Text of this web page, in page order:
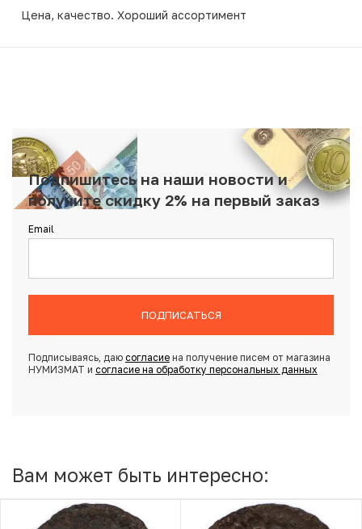
Цена, качество. Хороший ассортимент
Подпишитесь на наши новости и
получите скидку 2% на первый заказ
Email
ПОДПИСАТЬСЯ
Подписываясь, даю согласиена получение писем от магазина
НУМИЗМАТ и согласие на обработку персональных данных
Вам может быть интересно: